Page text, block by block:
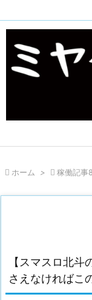
 ホーム >  稼働記事8
【スマスロ北
さえなければこ